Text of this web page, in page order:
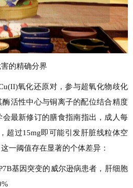
的精确分界
氧化还原对，参与超氧化物歧化
酶活性中心与铜离子的配位结合精度
最新修订的膳食指南指出，成人每
超过15mg即可能引发肝脏线粒体空
一阈值存在显著的个体差异：
基因突变的威尔逊病患者，肝细胞